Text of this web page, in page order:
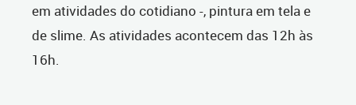
em atividades do cotidiano -, pintura em tela e
de slime. As atividades acontecem das 12h às
16h.